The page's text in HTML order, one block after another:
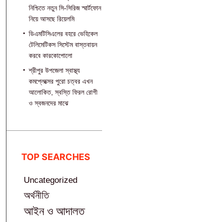
নিশ্চিতে নতুন সি-সিরিজ স্মার্টফোন
নিয়ে আসছে রিয়েলমি
ডিএমটিসিএলের বহরে ভেহিকেল
টেলিমেটিকস সিস্টেম বাস্তবায়ন
করবে কারকোপোলো
শ্রীপুর উপজেলা স্বাস্থ্য
কমপ্লেক্সের পুরো চত্বর এখন
আলোকিত, স্বস্তি ফিরল রোগী
ও স্বজনদের মাঝে‎
TOP SEARCHES
Uncategorized
অর্থনীতি
আইন ও আদালত